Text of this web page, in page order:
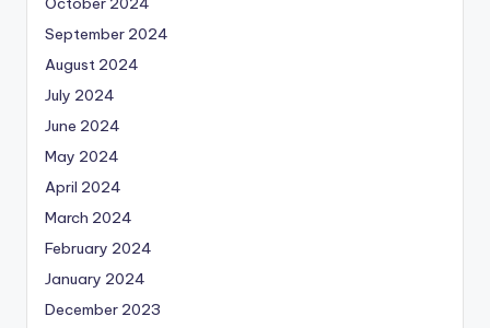
September 2024
August 2024
July 2024
June 2024
May 2024
April 2024
March 2024
February 2024
January 2024
December 2023